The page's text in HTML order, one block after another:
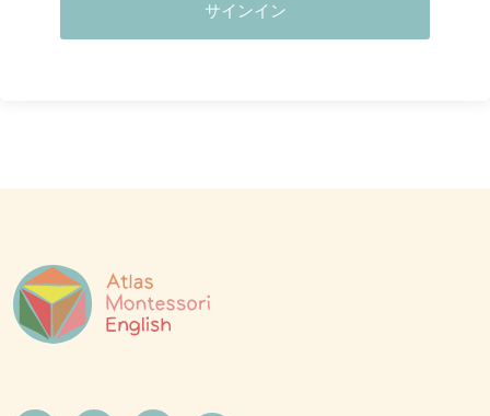
サインイン